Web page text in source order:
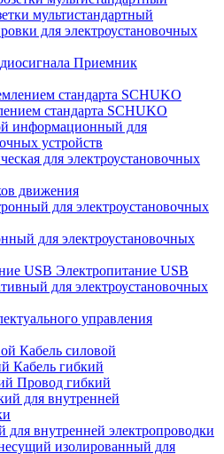
мультистандартный
для электроустановочных
Приемник
стандарта SCHUKO
информационный для
устройств
для электроустановочных
движения
для электроустановочных
Электропитание USB
для электроустановочных
управления
Кабель силовой
Кабель гибкий
Провод гибкий
для внутренней электропроводки